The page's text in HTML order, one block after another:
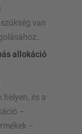
van
allokáció
és a
–
–